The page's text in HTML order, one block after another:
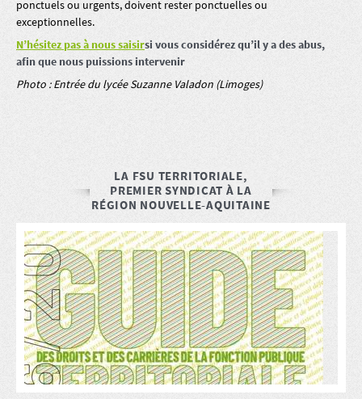
ponctuels ou urgents, doivent rester ponctuelles ou
exceptionnelles.
N’hésitez pas à nous saisirsi vous considérez qu’il y a des abus,
afin que nous puissions intervenir
Photo : Entrée du lycée Suzanne Valadon (Limoges)
LA FSU TERRITORIALE,
PREMIER SYNDICAT À LA
RÉGION NOUVELLE-AQUITAINE